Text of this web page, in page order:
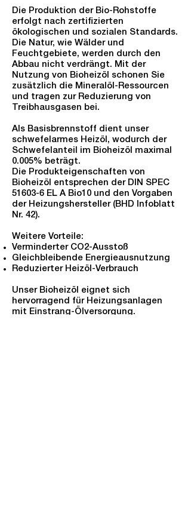
Die Produktion der Bio-Rohstoffe
erfolgt nach zertifizierten
ökologischen und sozialen Standards.
Die Natur, wie Wälder und
Feuchtgebiete, werden durch den
Abbau nicht verdrängt. Mit der
Nutzung von Bioheizöl schonen Sie
zusätzlich die Mineralöl-Ressourcen
und tragen zur Reduzierung von
Treibhausgasen bei.
Als Basisbrennstoff dient unser
schwefelarmes Heizöl, wodurch der
Schwefelanteil im Bioheizöl maximal
0.005% beträgt.
Die Produkteigenschaften von
Bioheizöl entsprechen der DIN SPEC
51603-6 EL A Bio10 und den Vorgaben
der Heizungshersteller (BHD Infoblatt
Nr. 42).
Weitere Vorteile:
Verminderter CO2-Ausstoß
Gleichbleibende Energieausnutzung
Reduzierter Heizöl-Verbrauch
Unser Bioheizöl eignet sich
hervorragend für Heizungsanlagen
mit Einstrang-Ölversorgung.